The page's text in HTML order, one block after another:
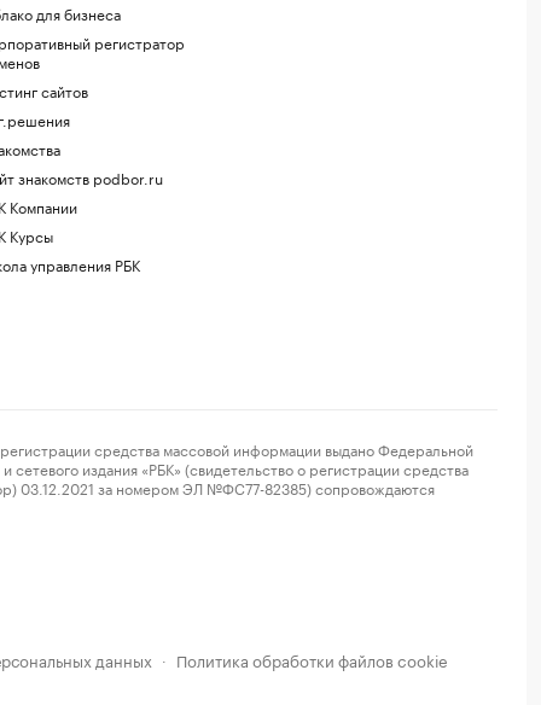
для бизнеса
регистратор
сайтов
знакомств podbor.ru
Компании
Курсы
управления РБК
средства массовой информации выдано Федеральной
издания «РБК» (свидетельство о регистрации средства
03.12.2021 за номером ЭЛ №ФС77-82385) сопровождаются
данных · Политика обработки файлов cookie